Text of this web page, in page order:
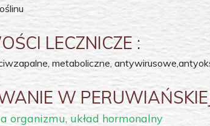
LECZNICZE :
metaboliczne,
W
organizmu, układ hormonalny